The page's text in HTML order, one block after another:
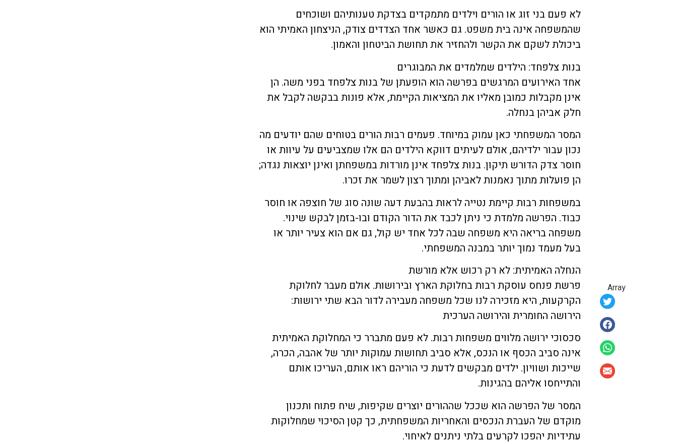
Array
לא פעם בני זוג או הורים וילדים מתמקדים בצדקת טענותיהם ושוכחים
שהמשפחה אינה בית משפט. גם כאשר אחד הצדדים צודק, הניצחון האמיתי הוא
ביכולת לשקם את הקשר ולהחזיר את תחושת הביטחון והאמון.
בנות צלפחד: הילדים שמלמדים את המבוגרים
אחד האירועים המרגשים בפרשה הוא הופעתן של בנות צלפחד בפני משה. הן
אינן מקבלות כמובן מאליו את המציאות הקיימת, אלא פונות בבקשה לקבל את
חלק אביהן בנחלה.
המסר המשפחתי כאן עמוק במיוחד. פעמים רבות הורים בטוחים שהם יודעים מה
נכון עבור ילדיהם, אולם לעיתים דווקא הילדים הם אלו שמצביעים על עיוות או
חוסר צדק הדורש תיקון. בנות צלפחד אינן מורדות במשפחתן ואינן יוצאות נגדה;
הן פועלות מתוך נאמנות לאביהן ומתוך רצון לשמר את זכרו.
במשפחות רבות קיימת נטייה לראות בהבעת דעה שונה סוג של חוצפה או חוסר
כבוד. הפרשה מלמדת כי ניתן לכבד את הדור הקודם ובו-בזמן לבקש שינוי.
משפחה בריאה היא משפחה שבה לכל אחד יש קול, גם אם הוא צעיר יותר או
בעל מעמד נמוך יותר במבנה המשפחתי.
הנחלה האמיתית: לא רק רכוש אלא מורשת
פרשת פנחס עוסקת רבות בחלוקת הארץ ובירושות. אולם מעבר לחלוקת
הקרקעות, היא מזכירה לנו שכל משפחה מעבירה לדור הבא שתי ירושות:
הירושה החומרית והירושה הערכית
סכסוכי ירושה מלווים משפחות רבות. לא פעם מתברר כי המחלוקת האמיתית
אינה סביב הכסף או הנכס, אלא סביב תחושות עמוקות יותר של אהבה, הכרה,
שייכות ושוויון. ילדים מבקשים לדעת כי הוריהם ראו אותם, העריכו אותם
והתייחסו אליהם בהגינות.
המסר של הפרשה הוא שככל שההורים יוצרים שקיפות, שיח פתוח ותכנון
מוקדם של העברת הנכסים והאחריות המשפחתית, כך קטן הסיכוי שמחלוקות
עתידיות יהפכו לקרעים בלתי ניתנים לאיחוי.